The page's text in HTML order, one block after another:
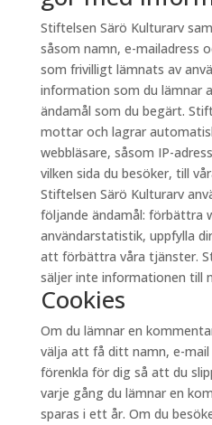
Stiftelsen Särö Kulturarv
såsom namn, e-mailadress
som frivilligt lämnats av
information som du lämnar
ändamål som du begärt.
mottar och lagrar
webbläsare, såsom IP-
vilken sida du besöker, till
Stiftelsen Särö Kulturarv
följande ändamål: förbättra
användarstatistik, uppfylla
att förbättra våra tjänster.
säljer inte informationen till
Cookies
Om du lämnar en
välja att få ditt namn, e-
förenkla för dig så att du
varje gång du lämnar en
sparas i ett år. Om du